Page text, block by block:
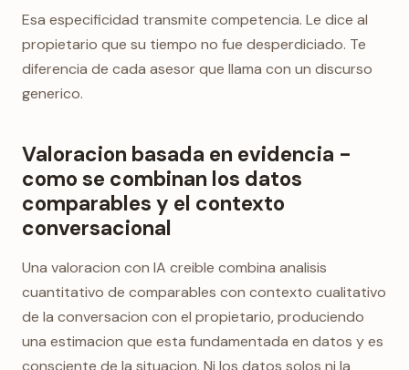
Esa especificidad transmite competencia. Le dice al
propietario que su tiempo no fue desperdiciado. Te
diferencia de cada asesor que llama con un discurso
generico.
Valoracion basada en evidencia -
como se combinan los datos
comparables y el contexto
conversacional
Una valoracion con IA creible combina analisis
cuantitativo de comparables con contexto cualitativo
de la conversacion con el propietario, produciendo
una estimacion que esta fundamentada en datos y es